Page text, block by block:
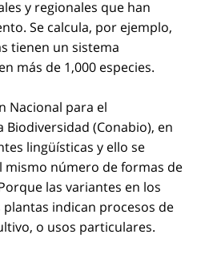
y regionales que han
Se calcula, por ejemplo,
tienen un sistema
más de 1,000 especies.
Nacional para el
Biodiversidad (Conabio), en
lingüísticas y ello se
mismo número de formas de
las variantes en los
indican procesos de
o usos particulares.